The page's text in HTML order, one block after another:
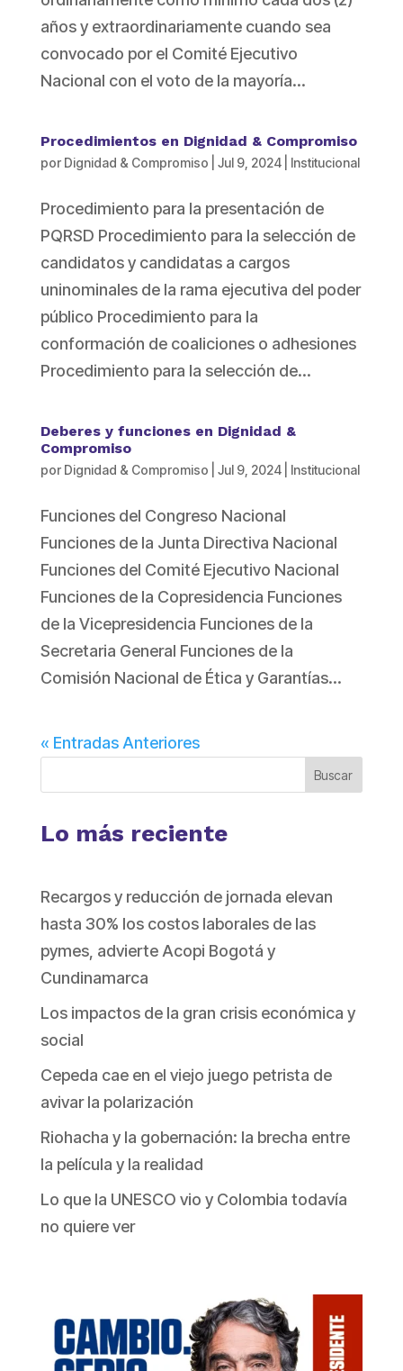
años y extraordinariamente cuando sea
convocado por el Comité Ejecutivo
Nacional con el voto de la mayoría...
Procedimientos en Dignidad & Compromiso
por Dignidad & Compromiso Jul 9, 2024| Institucional
Procedimiento para la presentación de
PQRSD Procedimiento para la selección de
candidatos y candidatas a cargos
uninominales de la rama ejecutiva del poder
público Procedimiento para la
conformación de coaliciones o adhesiones
Procedimiento para la selección de...
Deberes y funciones en Dignidad &
Compromiso
por Dignidad & Compromiso Jul 9, 2024| Institucional
Funciones del Congreso Nacional
Funciones de la Junta Directiva Nacional
Funciones del Comité Ejecutivo Nacional
Funciones de la Copresidencia Funciones
de la Vicepresidencia Funciones de la
Secretaria General Funciones de la
Comisión Nacional de Ética y Garantías...
« Entradas Anteriores
Buscar
Lo más reciente
Recargos y reducción de jornada elevan
hasta 30% los costos laborales de las
pymes, advierte Acopi Bogotá y
Cundinamarca
Los impactos de la gran crisis económica y
social
Cepeda cae en el viejo juego petrista de
avivar la polarización
Riohacha y la gobernación: la brecha entre
la película y la realidad
Lo que la UNESCO vio y Colombia todavía
no quiere ver